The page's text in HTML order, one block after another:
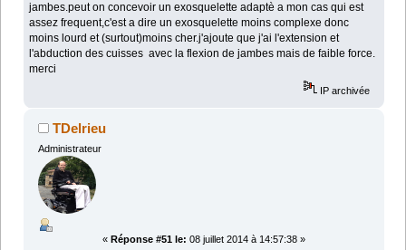
jambes.peut on concevoir un exosquelette adaptè a mon cas qui est
assez frequent,c'est a dire un exosquelette moins complexe donc
moins lourd et (surtout)moins cher.j'ajoute que j'ai l'extension et
l'abduction des cuisses avec la flexion de jambes mais de faible force.
merci
IP archivée
TDelrieu
Administrateur
« Réponse #51 le: 08 juillet 2014 à 14:57:38 »